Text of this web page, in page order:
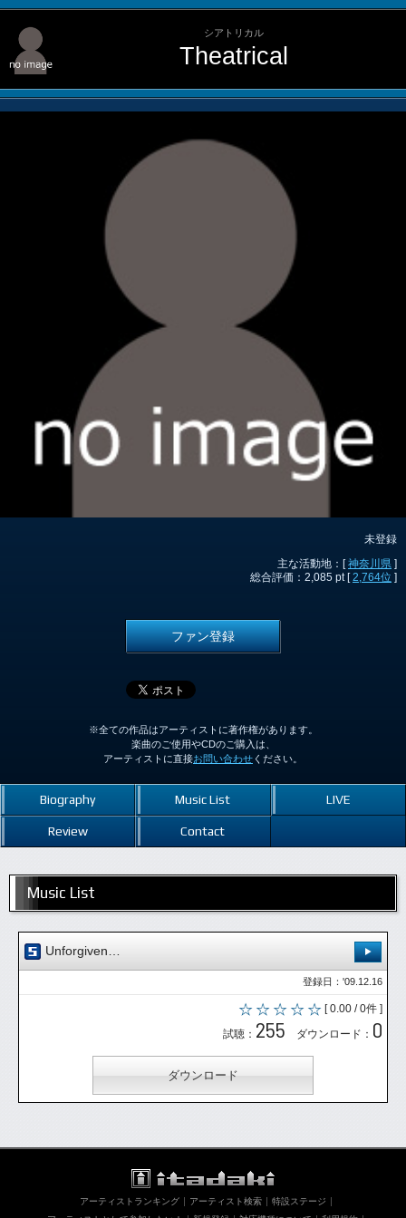
シアトリカル
Theatrical
未登録
主な活動地：[神奈川県 ]
総合評価：2,085 pt [2,764位 ]
ファン登録
※全ての作品はアーティストに著作権があります。
楽曲のご使用やCDのご購入は、
アーティストに直接お問い合わせ ください。
Biography Music List LIVE
Review Contact
Music List
Unforgiven…
登録日：'09.12.16
[ 0.00 / 0件 ]
試聴： 255 ダウンロード： 0
ダウンロード
アーティストランキング アーティスト検索
特設ステージ